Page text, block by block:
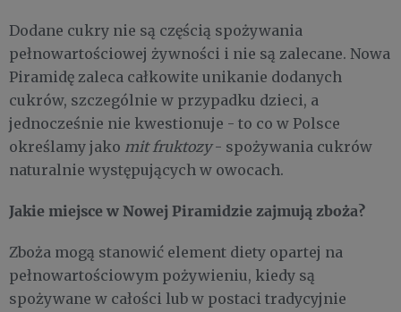
Dodane cukry nie są częścią spożywania
pełnowartościowej żywności i nie są zalecane. Nowa
Piramidę zaleca całkowite unikanie dodanych
cukrów, szczególnie w przypadku dzieci, a
jednocześnie nie kwestionuje - to co w Polsce
określamy jako mit fruktozy- spożywania cukrów
naturalnie występujących w owocach.
Jakie miejsce w Nowej Piramidzie zajmują zboża?
Zboża mogą stanowić element diety opartej na
pełnowartościowym pożywieniu, kiedy są
spożywane w całości lub w postaci tradycyjnie